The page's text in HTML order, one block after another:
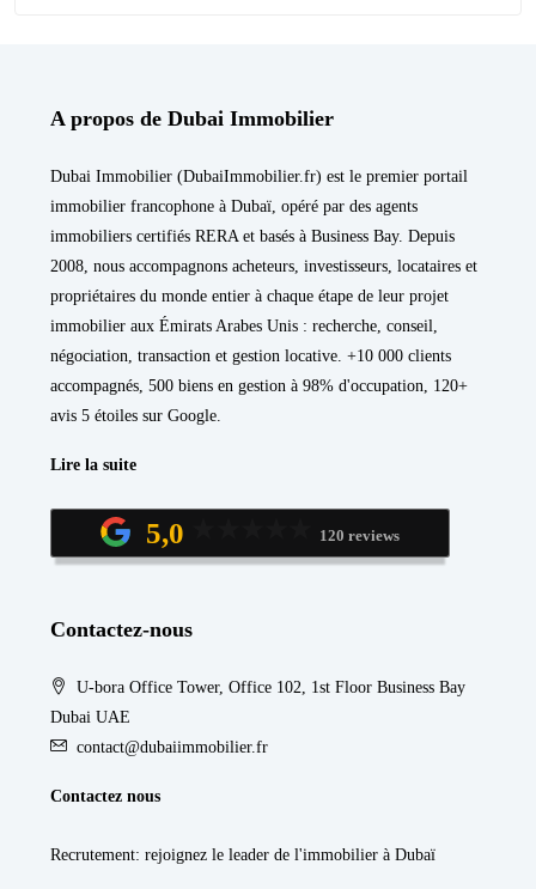
A propos de Dubai Immobilier
Dubai Immobilier (DubaiImmobilier.fr) est le premier portail
immobilier francophone à Dubaï, opéré par des agents
immobiliers certifiés RERA et basés à Business Bay. Depuis
2008, nous accompagnons acheteurs, investisseurs, locataires et
propriétaires du monde entier à chaque étape de leur projet
immobilier aux Émirats Arabes Unis : recherche, conseil,
négociation, transaction et gestion locative. +10 000 clients
accompagnés, 500 biens en gestion à 98% d'occupation, 120+
avis 5 étoiles sur Google.
Lire la suite
5,0 120 reviews
Contactez-nous
U-bora Office Tower, Office 102, 1st Floor Business Bay
Dubai UAE
contact@dubaiimmobilier.fr
Contactez nous
Recrutement: rejoignez le leader de l'immobilier à Dubaï